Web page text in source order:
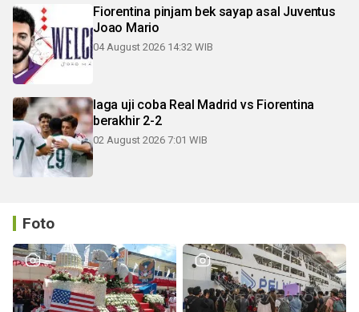
Fiorentina pinjam bek sayap asal Juventus
Joao Mario
04 August 2026 14:32 WIB
laga uji coba Real Madrid vs Fiorentina
berakhir 2-2
02 August 2026 7:01 WIB
Foto